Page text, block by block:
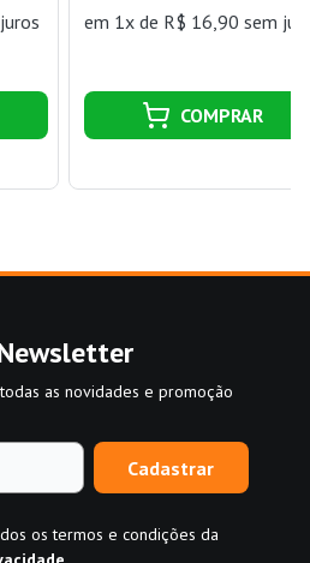
em 1x de R$ 16,90 sem
COMPRAR
as novidades e promoção
Cadastrar
os termos e condições da